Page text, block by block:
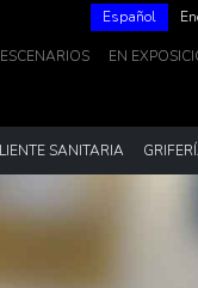
Español
EN
SANITARIA